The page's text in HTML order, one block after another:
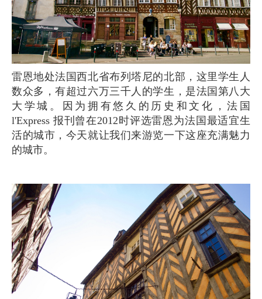
雷恩地处法国西北省布列塔尼的北部，这里学生人
数众多，有超过六万三千人的学生，是法国第八大
大学城。因为拥有悠久的历史和文化，法国
l'Express 报刊曾在2012时评选雷恩为法国最适宜生
活的城市，今天就让我们来游览一下这座充满魅力
的城市。